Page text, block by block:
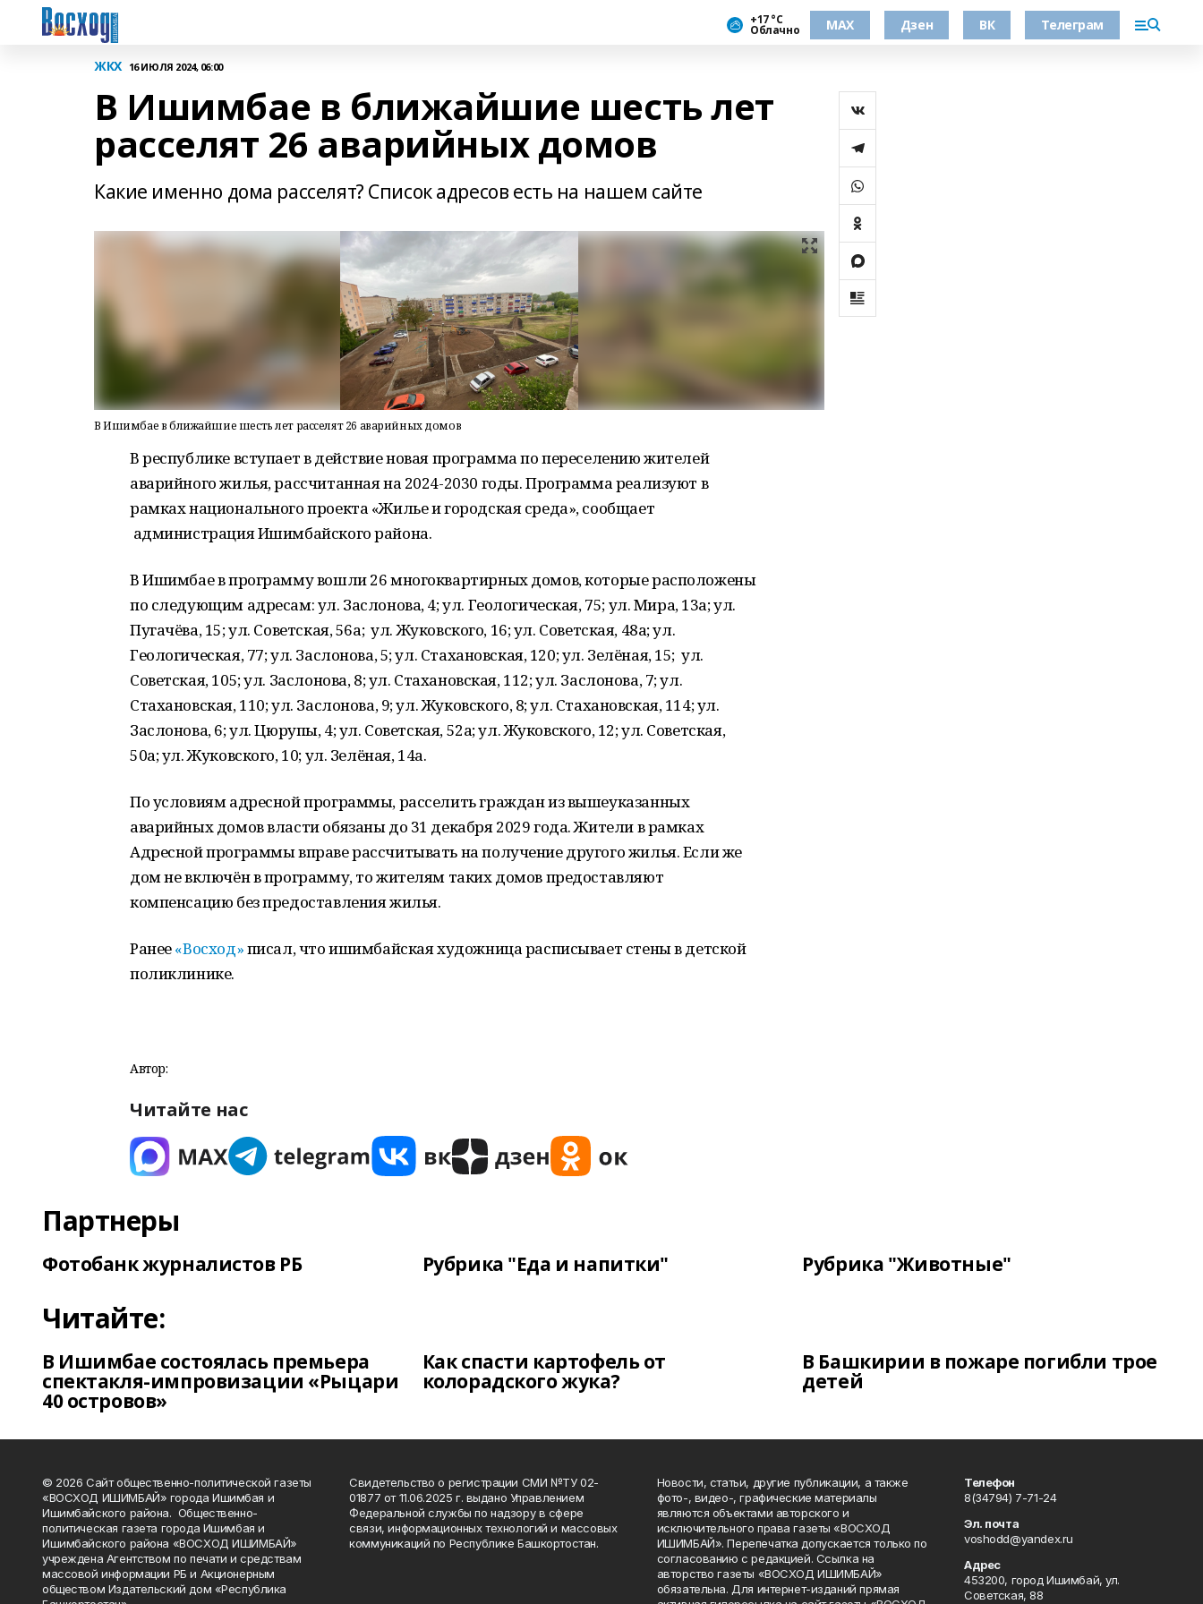
+17 °С
Облачно МАХ Дзен ВК Телеграм
ЖКХ 16 ИЮЛЯ 2024, 06:00
В Ишимбае в ближайшие шесть лет
расселят 26 аварийных домов
Какие именно дома расселят? Список адресов есть на нашем сайте
В Ишимбае в ближайшие шесть лет расселят 26 аварийных домов
В республике вступает в действие новая программа по переселению жителей
аварийного жилья, рассчитанная на 2024-2030 годы. Программа реализуют в
рамках национального проекта «Жилье и городская среда», сообщает
администрация Ишимбайского района.
В Ишимбае в программу вошли 26 многоквартирных домов, которые расположены
по следующим адресам: ул. Заслонова, 4; ул. Геологическая, 75; ул. Мира, 13а; ул.
Пугачёва, 15; ул. Советская, 56а; ул. Жуковского, 16; ул. Советская, 48а; ул.
Геологическая, 77; ул. Заслонова, 5; ул. Стахановская, 120; ул. Зелёная, 15; ул.
Советская, 105; ул. Заслонова, 8; ул. Стахановская, 112; ул. Заслонова, 7; ул.
Стахановская, 110; ул. Заслонова, 9; ул. Жуковского, 8; ул. Стахановская, 114; ул.
Заслонова, 6; ул. Цюрупы, 4; ул. Советская, 52а; ул. Жуковского, 12; ул. Советская,
50а; ул. Жуковского, 10; ул. Зелёная, 14а.
По условиям адресной программы, расселить граждан из вышеуказанных
аварийных домов власти обязаны до 31 декабря 2029 года. Жители в рамках
Адресной программы вправе рассчитывать на получение другого жилья. Если же
дом не включён в программу, то жителям таких домов предоставляют
компенсацию без предоставления жилья.
Ранее«Восход»писал, что ишимбайская художница расписывает стены в детской
поликлинике.
Автор:
Читайте нас
Партнеры
Фотобанк журналистов РБ Рубрика "Еда и напитки" Рубрика "Животные"
Читайте:
В Ишимбае состоялась премьера
спектакля-импровизации «Рыцари
40 островов»
Как спасти картофель от
колорадского жука?
В Башкирии в пожаре погибли трое
детей
© 2026 Сайт общественно-политической газеты
«ВОСХОД ИШИМБАЙ» города Ишимбая и
Ишимбайского района. Общественно-
политическая газета города Ишимбая и
Ишимбайского района «ВОСХОД ИШИМБАЙ»
учреждена Агентством по печати и средствам
массовой информации РБ и Акционерным
обществом Издательский дом «Республика
Свидетельство о регистрации СМИ №ТУ 02-
01877 от 11.06.2025 г. выдано Управлением
Федеральной службы по надзору в сфере
связи, информационных технологий и массовых
коммуникаций по Республике Башкортостан.
Новости, статьи, другие публикации, а также
фото-, видео-, графические материалы
являются объектами авторского и
исключительного права газеты «ВОСХОД
ИШИМБАЙ». Перепечатка допускается только по
согласованию с редакцией. Ссылка на
авторство газеты «ВОСХОД ИШИМБАЙ»
обязательна. Для интернет-изданий прямая
Телефон
8(34794) 7-71-24
Эл. почта
voshodd@yandex.ru
Адрес
453200, город Ишимбай, ул.
Советская, 88